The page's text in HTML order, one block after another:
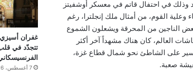
النازية ضد اليهود وذلك في احتفال قاتم في معسكر أوشفيتز
القوم، من أمثال ملك إنجلترا، رغم
الناجين من المحرقة ويشعلون الشموع
العالم، كان هناك مشهداً آخر أكثر
يسير على الشاطئ نحو شمال قطاع غزة،
صعبة.
غفران
تتجدّد في قلب
7 أغسطس، 2026